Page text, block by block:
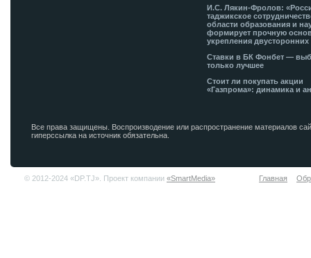
И.С. Лякин-Фролов:
таджикское
области образования и
формирует прочную
укрепления двусторонних
Ставки в БК Фонбет —
только лучшее
Стоит ли покупать акции
«Газпрома»: динамика и
Все права защищены. Воспроизводение или распространение материалов
гиперссылка на источник обязательна.
© 2012-2024 «DP.TJ». Проект компании «SmartMedia» Главная